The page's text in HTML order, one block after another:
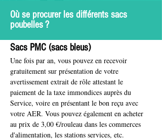
Où se procurer les différents sacs
poubelles ?
Sacs PMC (sacs bleus)
Une fois par an, vous pouvez en recevoir
gratuitement sur présentation de votre
avertissement extrait de rôle attestant le
paiement de la taxe immondices auprès du
Service, voire en présentant le bon reçu avec
votre AER. Vous pouvez également en acheter
au prix de 3,00 €/rouleau dans les commerces
d'alimentation, les stations services, etc.